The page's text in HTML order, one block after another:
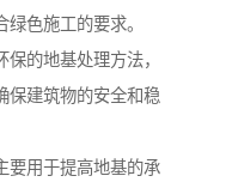
色施工的要求。
的地基处理方法，
保建筑物的安全和稳
要用于提高地基的承